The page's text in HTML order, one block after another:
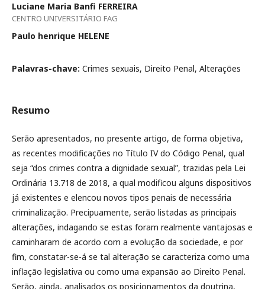
Luciane Maria Banfi FERREIRA
CENTRO UNIVERSITÁRIO FAG
Paulo henrique HELENE
Palavras-chave: Crimes sexuais, Direito Penal, Alterações
Resumo
Serão apresentados, no presente artigo, de forma objetiva,
as recentes modificações no Título IV do Código Penal, qual
seja “dos crimes contra a dignidade sexual”, trazidas pela Lei
Ordinária 13.718 de 2018, a qual modificou alguns dispositivos
já existentes e elencou novos tipos penais de necessária
criminalização. Precipuamente, serão listadas as principais
alterações, indagando se estas foram realmente vantajosas e
caminharam de acordo com a evolução da sociedade, e por
fim, constatar-se-á se tal alteração se caracteriza como uma
inflação legislativa ou como uma expansão ao Direito Penal.
Serão, ainda, analisados os posicionamentos da doutrina,